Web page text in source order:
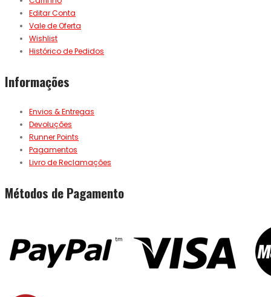
Editar Conta
Vale de Oferta
Wishlist
Histórico de Pedidos
Informações
Envios & Entregas
Devoluções
Runner Points
Pagamentos
Livro de Reclamações
Métodos de Pagamento